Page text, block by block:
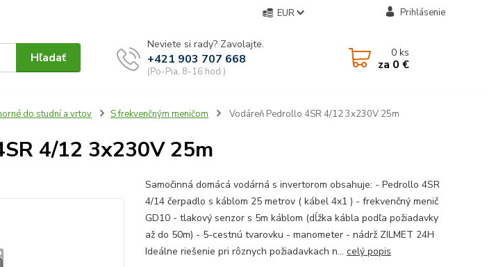
EUR Prihlásenie
Hľadať
Neviete si rady? Zavolajte.
+421 903 707 668
(Po-Pia, 8-16 hod.)
0ks
za 0 €
do studní a vrtov S frekvenčným meničom Vodáreň Pedrollo 4SR 4/12 3x230V 25m
4/12 3x230V 25m
Samočinná domácá vodárná s invertorom obsahuje: - Pedrollo 4SR
4/14 čerpadlo s káblom 25 metrov ( kábel 4x1 ) - frekvenčný menič
GD10 - tlakový senzor s 5m káblom (dĺžka kábla podľa požiadavky
až do 50m) - 5-cestnú tvarovku - manometer - nádrž ZILMET 24H
Ideálne riešenie pri rôznych požiadavkach n... celý popis